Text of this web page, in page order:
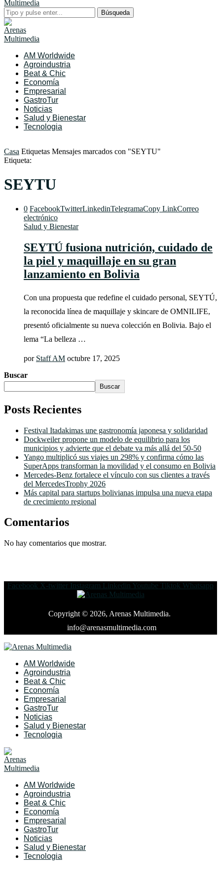
Búsqueda
AM Worldwide
Agroindustria
Beat & Chic
Economía
Empresarial
GastroTur
Noticias
Salud y Bienestar
Tecnologia
Casa Etiquetas Mensajes marcados con "SEYTU"
Etiqueta:
SEYTU
0 FacebookTwitterLinkedinTelegramaCopy LinkCorreo
electrónico
Salud y Bienestar
SEYTÚ fusiona nutrición, cuidado de
la piel y maquillaje en su gran
lanzamiento en Bolivia
Con una propuesta que redefine el cuidado personal, SEYTÚ,
la reconocida línea de maquillaje y skincare de OMNILIFE,
presentó oficialmente su nueva colección en Bolivia. Bajo el
lema “La belleza …
por Staff AM octubre 17, 2025
Buscar
Buscar
Posts Recientes
Festival Itadakimas une gastronomía japonesa y solidaridad
Dockweiler propone un modelo de equilibrio para los
municipios y advierte que el debate va más allá del 50-50
Yango multiplicó sus viajes un 298% y confirma cómo las
SuperApps transforman la movilidad y el consumo en Bolivia
Mercedes-Benz fortalece el vínculo con sus clientes a través
del MercedesTrophy 2026
Más capital para startups bolivianas impulsa una nueva etapa
de crecimiento regional
Comentarios
No hay comentarios que mostrar.
Facebook X-twitter Instagram Linkedin Youtube Tiktok Whatsapp
Copyright © 2026, Arenas Multimedia.
info@arenasmultimedia.com
AM Worldwide
Agroindustria
Beat & Chic
Economía
Empresarial
GastroTur
Noticias
Salud y Bienestar
Tecnologia
AM Worldwide
Agroindustria
Beat & Chic
Economía
Empresarial
GastroTur
Noticias
Salud y Bienestar
Tecnologia